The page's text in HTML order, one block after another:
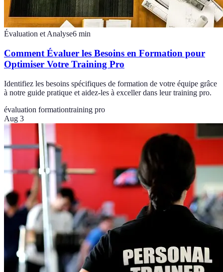
Évaluation et Analyse6 min
Comment Évaluer les Besoins en Formation pour
Optimiser Votre Training Pro
Identifiez les besoins spécifiques de formation de votre équipe grâce
à notre guide pratique et aidez-les à exceller dans leur training pro.
évaluation formationtraining pro
Aug 3